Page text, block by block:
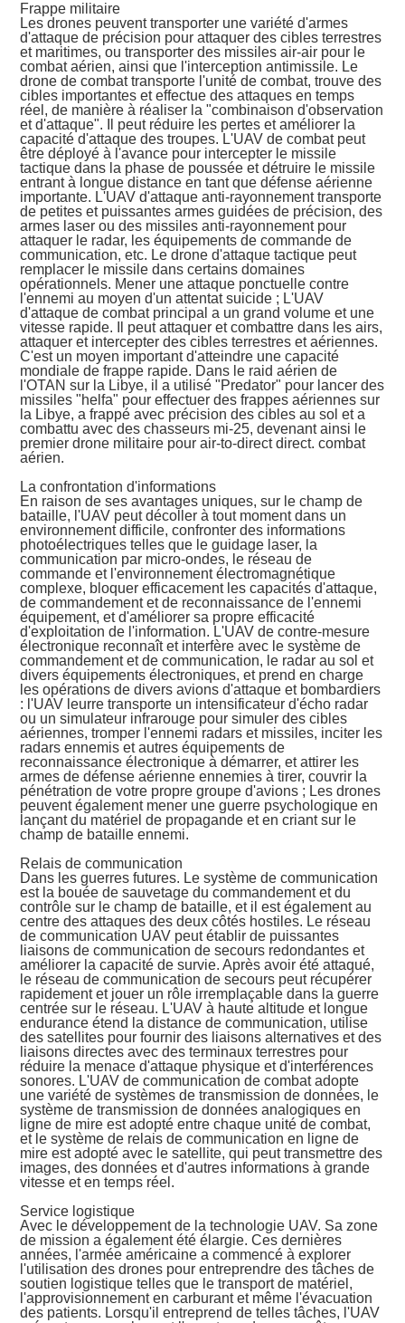
Frappe militaire
Les drones peuvent transporter une variété d'armes
d'attaque de précision pour attaquer des cibles terrestres
et maritimes, ou transporter des missiles air-air pour le
combat aérien, ainsi que l'interception antimissile. Le
drone de combat transporte l'unité de combat, trouve des
cibles importantes et effectue des attaques en temps
réel, de manière à réaliser la "combinaison d'observation
et d'attaque". Il peut réduire les pertes et améliorer la
capacité d'attaque des troupes. L'UAV de combat peut
être déployé à l'avance pour intercepter le missile
tactique dans la phase de poussée et détruire le missile
entrant à longue distance en tant que défense aérienne
importante. L'UAV d'attaque anti-rayonnement transporte
de petites et puissantes armes guidées de précision, des
armes laser ou des missiles anti-rayonnement pour
attaquer le radar, les équipements de commande de
communication, etc. Le drone d'attaque tactique peut
remplacer le missile dans certains domaines
opérationnels. Mener une attaque ponctuelle contre
l'ennemi au moyen d'un attentat suicide ; L'UAV
d'attaque de combat principal a un grand volume et une
vitesse rapide. Il peut attaquer et combattre dans les airs,
attaquer et intercepter des cibles terrestres et aériennes.
C'est un moyen important d'atteindre une capacité
mondiale de frappe rapide. Dans le raid aérien de
l'OTAN sur la Libye, il a utilisé "Predator" pour lancer des
missiles "helfa" pour effectuer des frappes aériennes sur
la Libye, a frappé avec précision des cibles au sol et a
combattu avec des chasseurs mi-25, devenant ainsi le
premier drone militaire pour air-to-direct direct. combat
aérien.
La confrontation d'informations
En raison de ses avantages uniques, sur le champ de
bataille, l'UAV peut décoller à tout moment dans un
environnement difficile, confronter des informations
photoélectriques telles que le guidage laser, la
communication par micro-ondes, le réseau de
commande et l'environnement électromagnétique
complexe, bloquer efficacement les capacités d'attaque,
de commandement et de reconnaissance de l'ennemi
équipement, et d'améliorer sa propre efficacité
d'exploitation de l'information. L'UAV de contre-mesure
électronique reconnaît et interfère avec le système de
commandement et de communication, le radar au sol et
divers équipements électroniques, et prend en charge
les opérations de divers avions d'attaque et bombardiers
: l'UAV leurre transporte un intensificateur d'écho radar
ou un simulateur infrarouge pour simuler des cibles
aériennes, tromper l'ennemi radars et missiles, inciter les
radars ennemis et autres équipements de
reconnaissance électronique à démarrer, et attirer les
armes de défense aérienne ennemies à tirer, couvrir la
pénétration de votre propre groupe d'avions ; Les drones
peuvent également mener une guerre psychologique en
lançant du matériel de propagande et en criant sur le
champ de bataille ennemi.
Relais de communication
Dans les guerres futures. Le système de communication
est la bouée de sauvetage du commandement et du
contrôle sur le champ de bataille, et il est également au
centre des attaques des deux côtés hostiles. Le réseau
de communication UAV peut établir de puissantes
liaisons de communication de secours redondantes et
améliorer la capacité de survie. Après avoir été attaqué,
le réseau de communication de secours peut récupérer
rapidement et jouer un rôle irremplaçable dans la guerre
centrée sur le réseau. L'UAV à haute altitude et longue
endurance étend la distance de communication, utilise
des satellites pour fournir des liaisons alternatives et des
liaisons directes avec des terminaux terrestres pour
réduire la menace d'attaque physique et d'interférences
sonores. L'UAV de communication de combat adopte
une variété de systèmes de transmission de données, le
système de transmission de données analogiques en
ligne de mire est adopté entre chaque unité de combat,
et le système de relais de communication en ligne de
mire est adopté avec le satellite, qui peut transmettre des
images, des données et d'autres informations à grande
vitesse et en temps réel.
Service logistique
Avec le développement de la technologie UAV. Sa zone
de mission a également été élargie. Ces dernières
années, l'armée américaine a commencé à explorer
l'utilisation des drones pour entreprendre des tâches de
soutien logistique telles que le transport de matériel,
l'approvisionnement en carburant et même l'évacuation
des patients. Lorsqu'il entreprend de telles tâches, l'UAV